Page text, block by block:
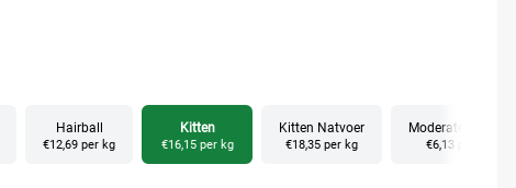
Hairball
€12,69 per kg
Kitten
€16,15 per kg
Kitten Natvoer
€18,35 per kg
Moderate Calorie
€6,13 per kg